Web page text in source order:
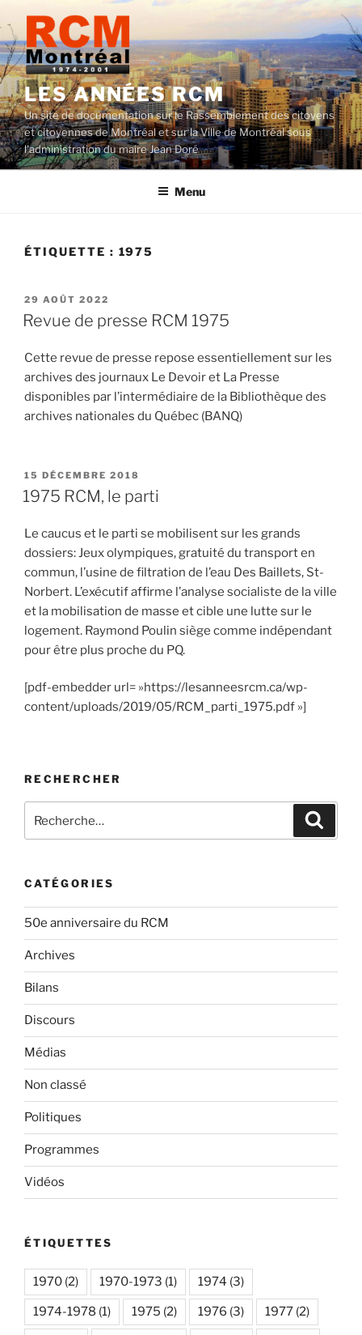
au
contenu
LES ANNÉES RCM
Un site de documentation sur le Rassemblement des citoyens
et citoyennes de Montréal et sur la Ville de Montréal sous
l'administration du maire Jean Doré
Menu
ÉTIQUETTE : 1975
PUBLIÉ
LE
29 AOÛT 2022
Revue de presse RCM 1975
Cette revue de presse repose essentiellement sur les
archives des journaux Le Devoir et La Presse
disponibles par l’intermédiaire de la Bibliothèque des
archives nationales du Québec (BANQ)
PUBLIÉ
LE
15 DÉCEMBRE 2018
1975 RCM, le parti
Le caucus et le parti se mobilisent sur les grands
dossiers: Jeux olympiques, gratuité du transport en
commun, l’usine de filtration de l’eau Des Baillets, St-
Norbert. L’exécutif affirme l’analyse socialiste de la ville
et la mobilisation de masse et cible une lutte sur le
logement. Raymond Poulin siège comme indépendant
pour être plus proche du PQ.
[pdf-embedder url= »https://lesanneesrcm.ca/wp-
content/uploads/2019/05/RCM_parti_1975.pdf »]
RECHERCHER
CATÉGORIES
50e anniversaire du RCM
Archives
Bilans
Discours
Médias
Non classé
Politiques
Programmes
Vidéos
ÉTIQUETTES
1970 (2) 1970-1973 (1) 1974 (3)
1974-1978 (1) 1975 (2) 1976 (3) 1977 (2)